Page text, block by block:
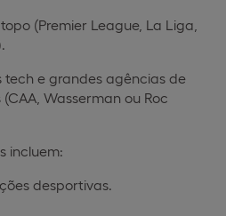
(Premier League, La Liga,
tech e grandes agências de
Wasserman ou Roc
incluem:
desportivas.